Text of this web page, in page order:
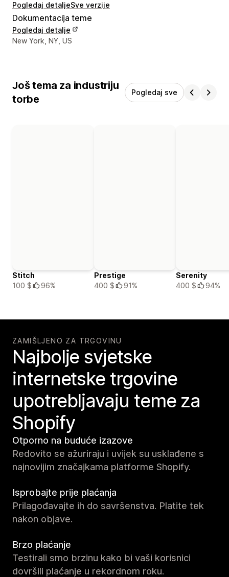
Pogledaj detaljeSve verzije
Dokumentacija teme
Pogledaj detalje
Podaci za kontakt dizajnera
New York, NY, US
Još tema za industriju
torbe
Pogledaj sve
Stitch
100 $
96%
Prestige
400 $
91%
Serenity
400 $
94%
ZAMIŠLJENO ZA TRGOVINU
Najbolje svjetske
internetske trgovine
upotrebljavaju teme za
Shopify
Otporno na buduće izazove
Redovito se ažuriraju i uvijek su usklađene s
najnovijim značajkama platforme Shopify.
Isprobajte prije plaćanja
Prilagođavajte ih do savršenstva. Platite tek
nakon objave.
Brzo plaćanje
Testirali smo brzinu kako bi vaši korisnici
dovršili plaćanje u rekordnom roku.